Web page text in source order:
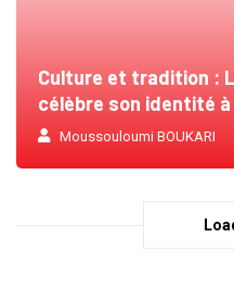
Culture et tradition :
célèbre son identité à
Moussouloumi BOUKARI